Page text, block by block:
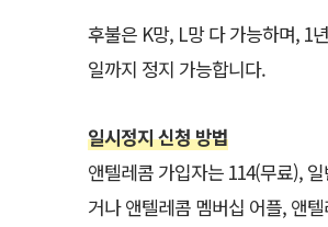
후불은 K망, L망 다 가능하며, 1
일까지 정지 가능합니다.
일시정지 신청 방법
앤텔레콤 가입자는 114(무료),
거나 앤텔레콤 멤버십 어플, 앤